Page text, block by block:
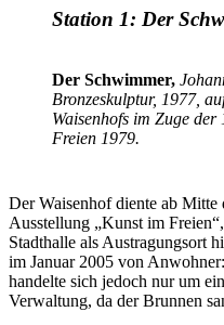
Station 1: Der
Der Schwimmer,
Bronzeskulptur, 1977,
Waisenhofs im Zuge
Freien 1979.
Der Waisenhof diente ab Mitte
Ausstellung „Kunst im
Stadthalle als Austragungsort
im Januar 2005 von
handelte sich jedoch nur um
Verwaltung, da der Brunnen